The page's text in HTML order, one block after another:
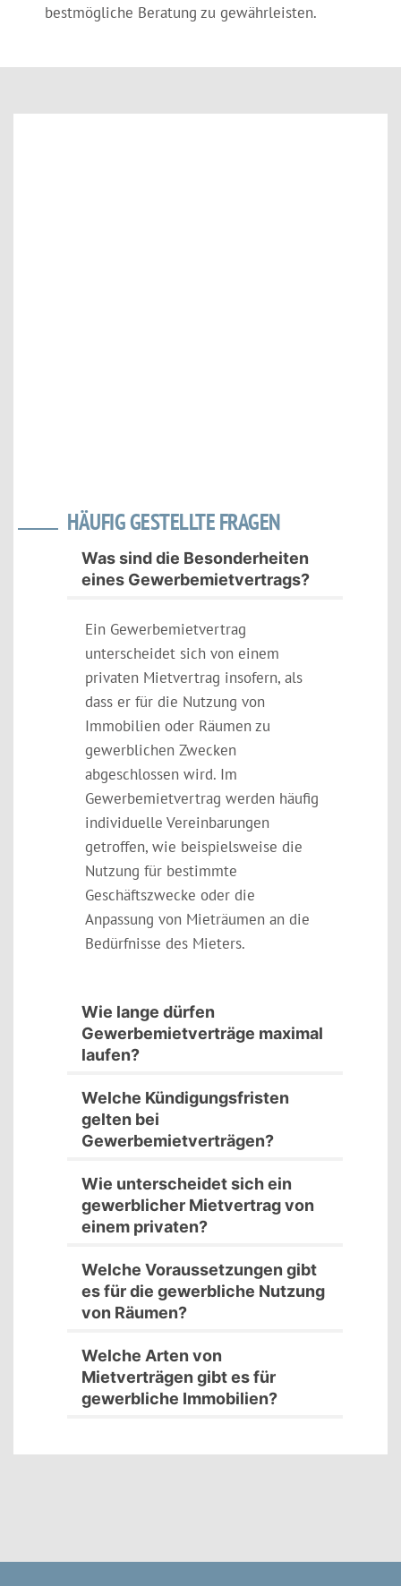
bestmögliche Beratung zu gewährleisten.
HÄUFIG GESTELLTE FRAGEN
Was sind die Besonderheiten
eines Gewerbemietvertrags?
Ein Gewerbemietvertrag
unterscheidet sich von einem
privaten Mietvertrag insofern, als
dass er für die Nutzung von
Immobilien oder Räumen zu
gewerblichen Zwecken
abgeschlossen wird. Im
Gewerbemietvertrag werden häufig
individuelle Vereinbarungen
getroffen, wie beispielsweise die
Nutzung für bestimmte
Geschäftszwecke oder die
Anpassung von Mieträumen an die
Bedürfnisse des Mieters.
Wie lange dürfen
Gewerbemietverträge maximal
laufen?
Welche Kündigungsfristen
gelten bei
Gewerbemietverträgen?
Wie unterscheidet sich ein
gewerblicher Mietvertrag von
einem privaten?
Welche Voraussetzungen gibt
es für die gewerbliche Nutzung
von Räumen?
Welche Arten von
Mietverträgen gibt es für
gewerbliche Immobilien?